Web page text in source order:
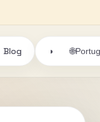
Blog ◑ 🌐